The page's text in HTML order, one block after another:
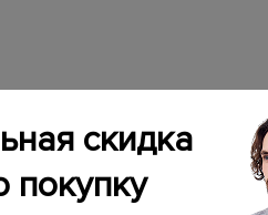
скидка
покупку